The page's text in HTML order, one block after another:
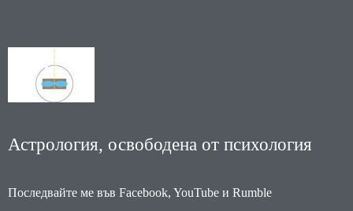
Астрология, освободена от психология
Последвайте ме във Facebook, YouTube и Rumble